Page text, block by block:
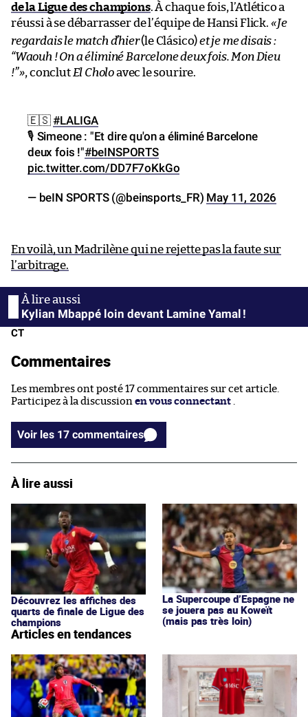
de la Ligue des champions. À chaque fois, l’Atlético a
réussi à se débarrasser de l’équipe de Hansi Flick. «Je
regardais le match d’hier(le Clásico)et je me disais :
“Waouh ! On a éliminé Barcelone deux fois. Mon Dieu
!”», conclut El Choloavec le sourire.
🇪🇸#LALIGA
🎙 Simeone : "Et dire qu'on a éliminé Barcelone
deux fois !"#beINSPORTS
pic.twitter.com/DD7F7oKkGo
— beIN SPORTS (@beinsports_FR) May 11, 2026
En voilà, un Madrilène qui ne rejette pas la faute sur
l’arbitrage.
Kylian Mbappé loin devant Lamine Yamal !
CT
Commentaires
Les membres ont posté 17 commentaires sur cet article.
Participez à la discussion en vous connectant
Voir les 17 commentaires
À lire aussi
Découvrez les affiches des
quarts de finale de Ligue des
champions
La Supercoupe d’Espagne ne
se jouera pas au Koweït
(mais pas très loin)
Articles en tendances